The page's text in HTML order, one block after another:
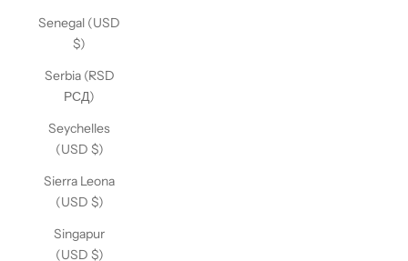
Senegal (USD
$)
Serbia (RSD
РСД)
Seychelles
(USD $)
Sierra Leona
(USD $)
Singapur
(USD $)